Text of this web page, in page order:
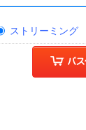
ストリーミング